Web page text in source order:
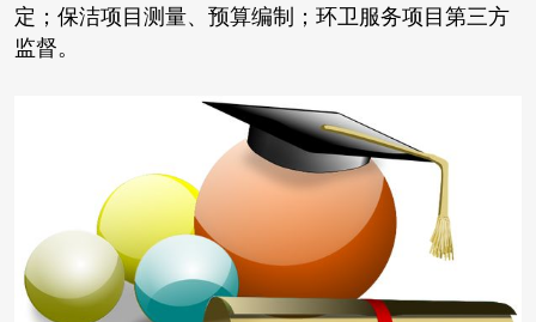
定；保洁项目测量、预算编制；环卫服务项目第三方
监督。